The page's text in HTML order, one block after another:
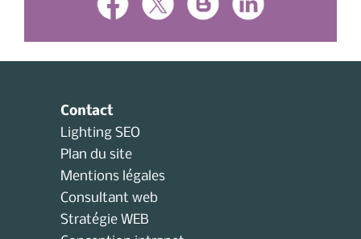
Contact
Lighting SEO
Plan du site
Mentions légales
Consultant web
Stratégie WEB